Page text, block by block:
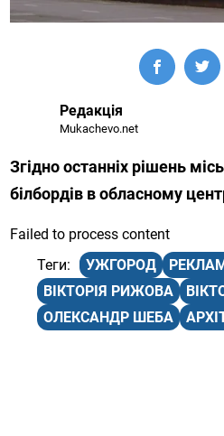
Редакція
Mukachevo.net
Згідно останніх рішень
білбордів в обласному
Failed to process content
УЖГОРОД
ВІКТОРІЯ РИЖОВА
ОЛЕКСАНДР ШЕБА